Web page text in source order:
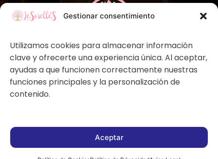
Gestionar consentimiento
Utilizamos cookies para almacenar información
clave y ofrecerte una experiencia única. Al aceptar,
ayudas a que funcionen correctamente nuestras
funciones principales y la personalización de
contenido.
Aceptar
Copyright © 2026 by LeSorelle'S. Todos los derechos
reservados.